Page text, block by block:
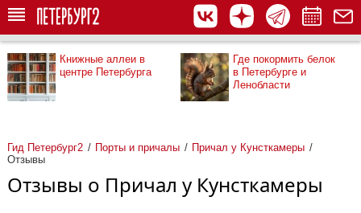
Книжные аллеи в
центре Петербурга
Где покормить белок
в Петербурге и
Ленобласти
Гид Петербург2 Порты и причалы
Причал у Кунсткамеры
Отзывы
Отзывы о Причал у Кунсткамеры